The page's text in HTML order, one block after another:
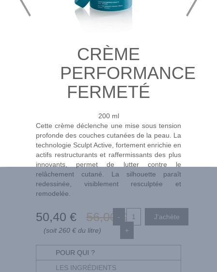
CRÈME
PERFORMANCE
FERMETÉ
200 ml
Cette crème déclenche une mise sous tension
profonde des couches cutanées de la peau. La
technologie Sculpt Active, fortement enrichie en
actifs restructurants et raffermissants des plus
innovants, permet de lutter contre le
relâchement cutané. La silhouette paraît
redessinée, visiblement resculptée et
remodelée.
50,40 € 56,00 €
(soit 260 € du litre)
-
+
POUR QUI ?
LES INGRÉDIENTS